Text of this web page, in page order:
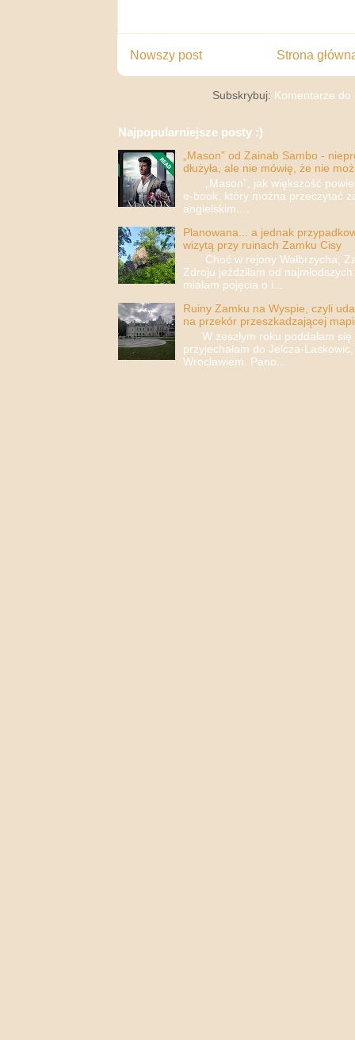
Nowszy post Strona
Subskrybuj: Komentarze
Najpopularniejsze posty :)
„Mason” od Zainab Sambo -
dłużyła, ale nie mówię, że nie
„Mason”, jak większość
e-book, który można przeczytać
angielskim....
Planowana... a jednak
wizytą przy ruinach Zamku Cisy
Choć w rejony Wałbrzycha,
Zdroju jeździłam od
miałam pojęcia o i...
Ruiny Zamku na Wyspie, czyli
na przekór przeszkadzającej
W zeszłym roku poddałam się
przyjechałam do Jelcza-
Wrocławiem. Pano...